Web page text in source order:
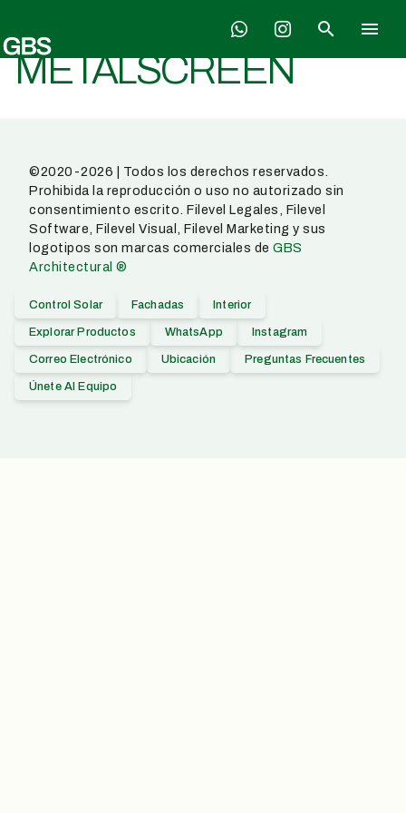
content
search menu
METALSCREEN
©2020-2026 | Todos los derechos reservados.
Prohibida la reproducción o uso no autorizado sin
consentimiento escrito. Filevel Legales, Filevel
Software, Filevel Visual, Filevel Marketing y sus
logotipos son marcas comerciales de GBS
Architectural ®
Control Solar Fachadas Interior
Explorar Productos WhatsApp Instagram
Correo Electrónico Ubicación Preguntas Frecuentes
Únete Al Equipo